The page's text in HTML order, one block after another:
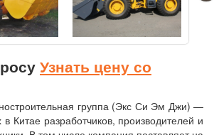
Узнать цену со
группа (Экс Си Эм Джи) —
Китае разработчиков, производителей и